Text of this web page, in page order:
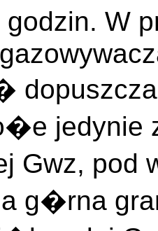
godzin. W
Gwz, pod
g�rna